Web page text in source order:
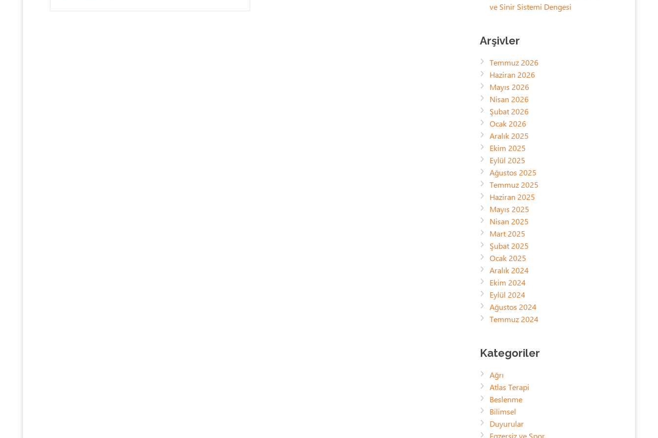
ve Sinir Sistemi Dengesi
Arşivler
Temmuz 2026
Haziran 2026
Mayıs 2026
Nisan 2026
Şubat 2026
Ocak 2026
Aralık 2025
Ekim 2025
Eylül 2025
Ağustos 2025
Temmuz 2025
Haziran 2025
Mayıs 2025
Nisan 2025
Mart 2025
Şubat 2025
Ocak 2025
Aralık 2024
Ekim 2024
Eylül 2024
Ağustos 2024
Temmuz 2024
Kategoriler
Ağrı
Atlas Terapi
Beslenme
Bilimsel
Duyurular
Egzersiz ve Spor